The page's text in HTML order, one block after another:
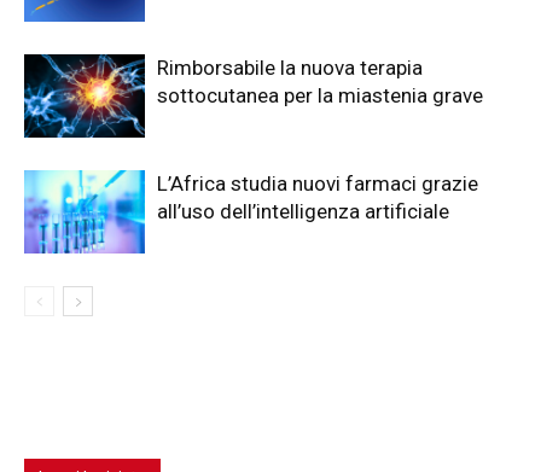
Rimborsabile la nuova terapia
sottocutanea per la miastenia grave
L’Africa studia nuovi farmaci grazie
all’uso dell’intelligenza artificiale